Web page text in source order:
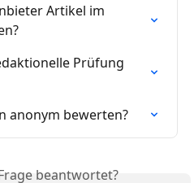
Artikel im
Prüfung
anonym bewerten?
beantwortet?